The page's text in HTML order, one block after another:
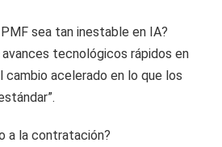
sea tan inestable en IA?
tecnológicos rápidos en
cambio acelerado en lo que los
a la contratación?